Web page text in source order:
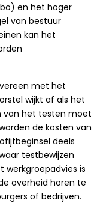
en het hoger
van bestuur
kan het
met het
wijkt af als het
van het testen moet
de kosten van
deels
testbewijzen
werkgroepadvies is
overheid horen te
of bedrijven.